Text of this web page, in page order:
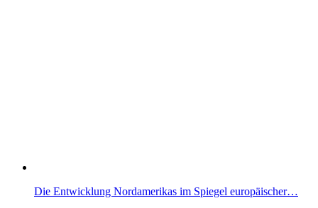
Die Entwicklung Nordamerikas im Spiegel europäischer…